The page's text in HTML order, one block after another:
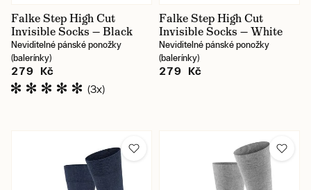
Falke Step High Cut
Invisible Socks — Black
Neviditelné pánské ponožky
(balerínky)
279 Kč
(3x)
Falke Step High Cut
Invisible Socks — White
Neviditelné pánské ponožky
(balerínky)
279 Kč